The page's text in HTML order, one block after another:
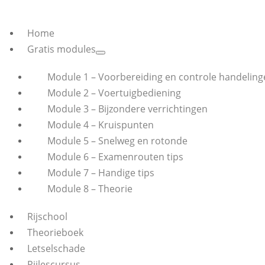
Home
Gratis modules
Module 1 – Voorbereiding en controle
Module 2 – Voertuigbediening
Module 3 – Bijzondere verrichtingen
Module 4 – Kruispunten
Module 5 – Snelweg en rotonde
Module 6 – Examenrouten tips
Module 7 – Handige tips
Module 8 – Theorie
Rijschool
Theorieboek
Letselschade